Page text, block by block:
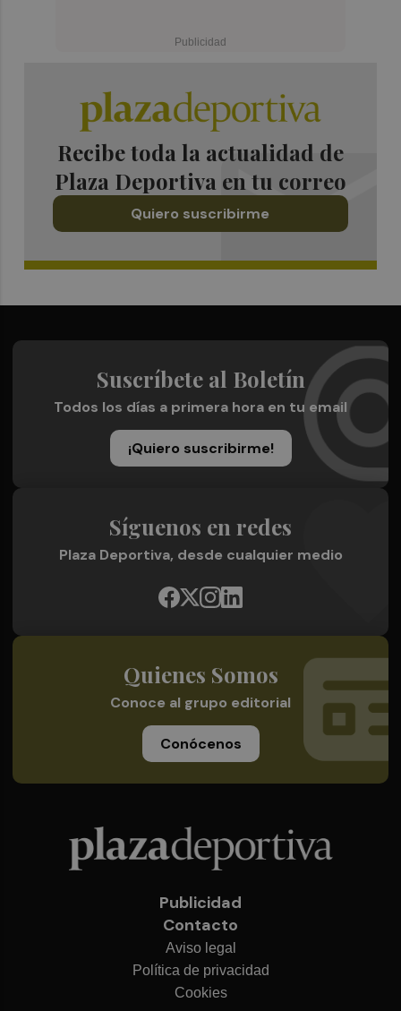
Recibe toda la actualidad de
Plaza Deportiva en tu correo
Quiero suscribirme
Suscríbete al Boletín
Todos los días a primera hora en tu email
¡Quiero suscribirme!
Síguenos en redes
Plaza Deportiva, desde cualquier medio
Quienes Somos
Conoce al grupo editorial
Conócenos
Publicidad
Contacto
Aviso legal
Política de privacidad
Cookies